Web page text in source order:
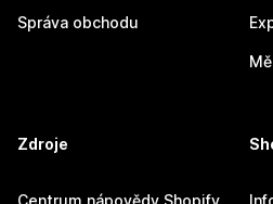
Správa obchodu
Zdroje
Centrum nápovědy Shopify